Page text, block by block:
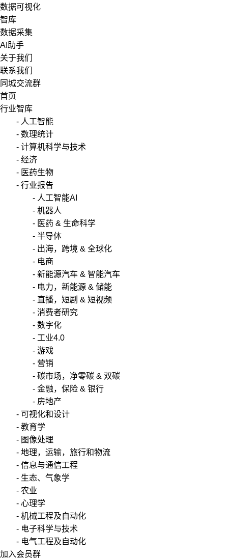
数据可视化
智库
数据采集
AI助手
关于我们
联系我们
同城交流群
首页
行业智库
- 人工智能
- 数理统计
- 计算机科学与技术
- 经济
- 医药生物
- 行业报告
- 人工智能AI
- 机器人
- 医药 & 生命科学
- 半导体
- 出海，跨境 & 全球化
- 电商
- 新能源汽车 & 智能汽车
- 电力，新能源 & 储能
- 直播，短剧 & 短视频
- 消费者研究
- 数字化
- 工业4.0
- 游戏
- 营销
- 碳市场，净零碳 & 双碳
- 金融，保险 & 银行
- 房地产
- 可视化和设计
- 教育学
- 图像处理
- 地理，运输，旅行和物流
- 信息与通信工程
- 生态、气象学
- 农业
- 心理学
- 机械工程及自动化
- 电子科学与技术
- 电气工程及自动化
加入会员群